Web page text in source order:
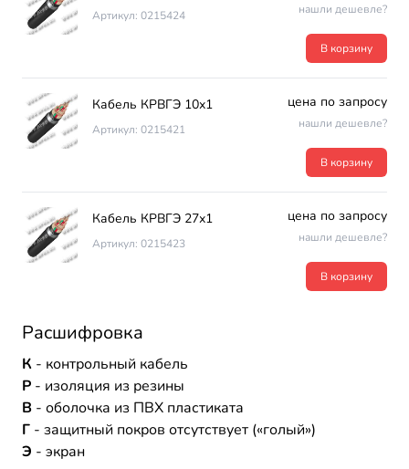
Артикул: 0215424 нашли дешевле?
В корзину
Кабель КРВГЭ 10х1
Артикул: 0215421
цена по запросу
нашли дешевле?
В корзину
Кабель КРВГЭ 27х1
Артикул: 0215423
цена по запросу
нашли дешевле?
В корзину
Расшифровка
К - контрольный кабель
Р - изоляция из резины
В - оболочка из ПВХ пластиката
Г - защитный покров отсутствует («голый»)
Э - экран